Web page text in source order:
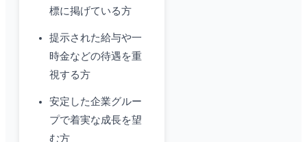
標に掲げている方
提示された給与や一
時金などの待遇を重
視する方
安定した企業グルー
プで着実な成長を望
む方